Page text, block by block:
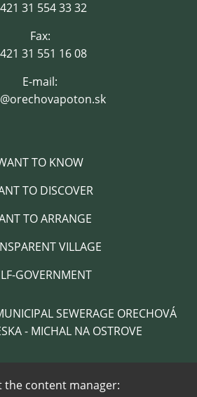
TO KNOW
TO DISCOVER
TO ARRANGE
VILLAGE
GOVERNMENT
31 554 33 32
Fax:
31 551 16 08
E-mail:
SEWERAGE ORECHOVÁ
- MICHAL NA OSTROVE
the content manager: